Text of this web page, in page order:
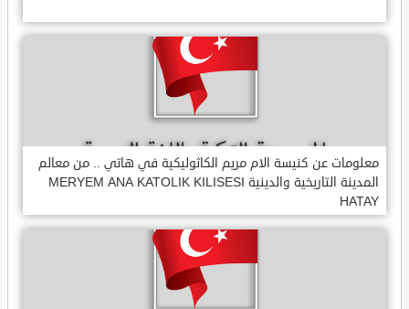
معلومات عن كنيسة الام مريم الكاثوليكية في هاتي .. من معالم
المدينة التاريخية والدينية MERYEM ANA KATOLIK KILISESI
HATAY